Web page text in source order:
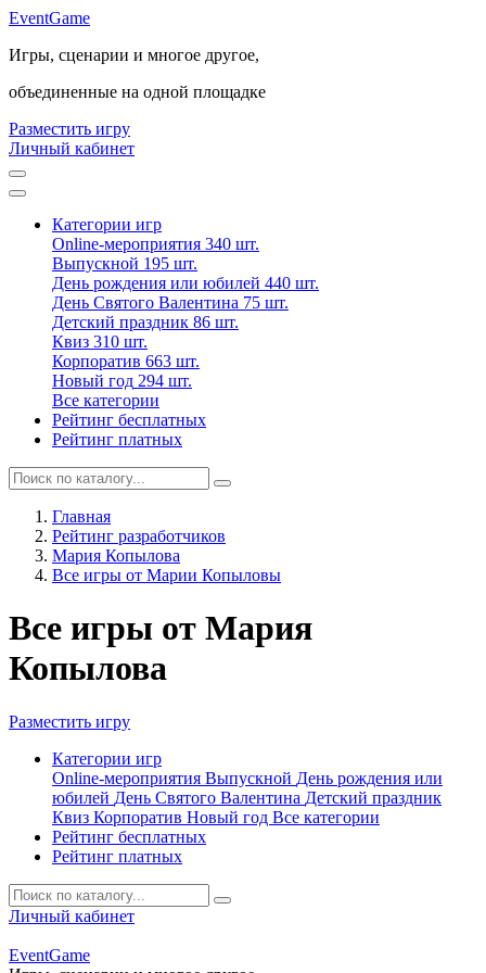
EventGame
Игры, сценарии и многое другое,
объединенные на одной площадке
Разместить игру
Личный кабинет
Категории игр
Online-мероприятия 340 шт.
Выпускной 195 шт.
День рождения или юбилей 440 шт.
День Святого Валентина 75 шт.
Детский праздник 86 шт.
Квиз 310 шт.
Корпоратив 663 шт.
Новый год 294 шт.
Все категории
Рейтинг бесплатных
Рейтинг платных
Главная
Рейтинг разработчиков
Мария Копылова
Все игры от Марии Копыловы
Все игры от Мария
Копылова
Разместить игру
Категории игр
Online-мероприятия Выпускной День рождения или
юбилей День Святого Валентина Детский праздник
Квиз Корпоратив Новый год Все категории
Рейтинг бесплатных
Рейтинг платных
Личный кабинет
EventGame